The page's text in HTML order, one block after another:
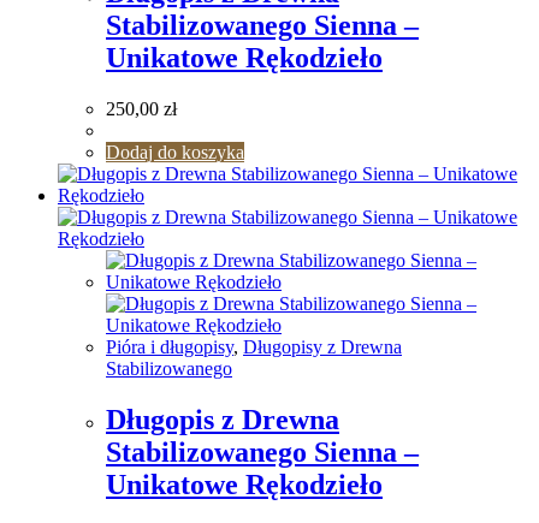
Stabilizowanego Sienna –
Unikatowe Rękodzieło
250,00 zł
Dodaj do koszyka
Pióra i długopisy, Długopisy z Drewna
Stabilizowanego
Długopis z Drewna
Stabilizowanego Sienna –
Unikatowe Rękodzieło